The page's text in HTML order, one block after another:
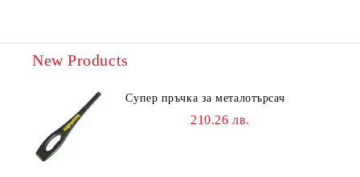
New Products
Супер пръчка за металотърсач
210.26 лв.